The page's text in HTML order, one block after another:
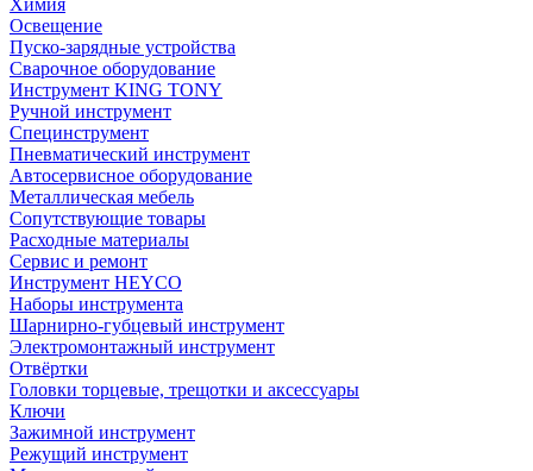
Химия
Освещение
Пуско-зарядные устройства
Сварочное оборудование
Инструмент KING TONY
Ручной инструмент
Специнструмент
Пневматический инструмент
Автосервисное оборудование
Металлическая мебель
Сопутствующие товары
Расходные материалы
Сервис и ремонт
Инструмент HEYCO
Наборы инструмента
Шарнирно-губцевый инструмент
Электромонтажный инструмент
Отвёртки
Головки торцевые, трещотки и аксессуары
Ключи
Зажимной инструмент
Режущий инструмент